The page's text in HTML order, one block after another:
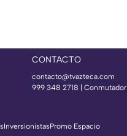
CONTACTO
contacto@tvazteca.com
999 348 2718 | Conmutador
InversionistasPromo Espacio